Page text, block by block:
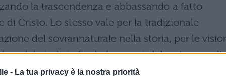
- La tua privacy è la nostra priorità
la trascendenza e abbassando a fatto
Cristo. Lo stesso vale per la tradizionale
del sovrannaturale nella storia, per le
o del giudizio finale (comuni, del resto, a
molte verità dogmatiche espresse in forme